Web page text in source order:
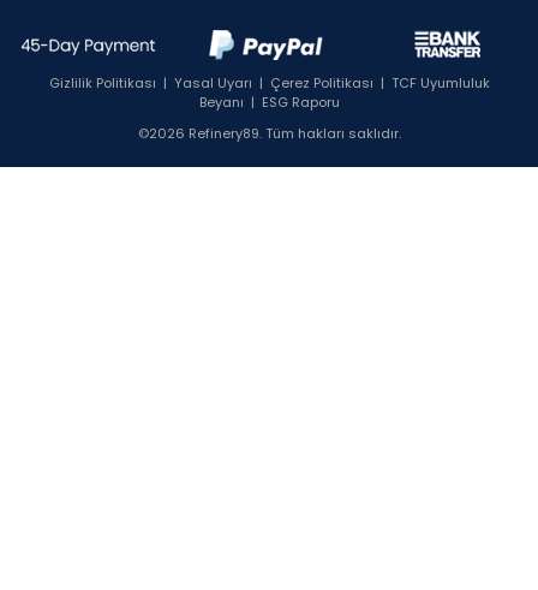
Gizlilik Politikası | Yasal Uyarı | Çerez Politikası | TCF Uyumluluk
Beyanı | ESG Raporu
©2026 Refinery89. Tüm hakları saklıdır.